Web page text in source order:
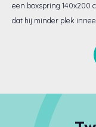
een boxspring 140x200
dat hij minder plek